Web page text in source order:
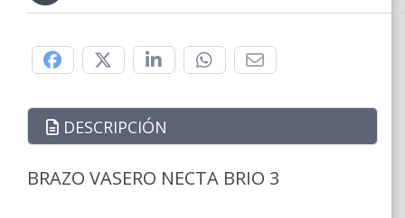
DESCRIPCIÓN
BRAZO VASERO NECTA BRIO 3